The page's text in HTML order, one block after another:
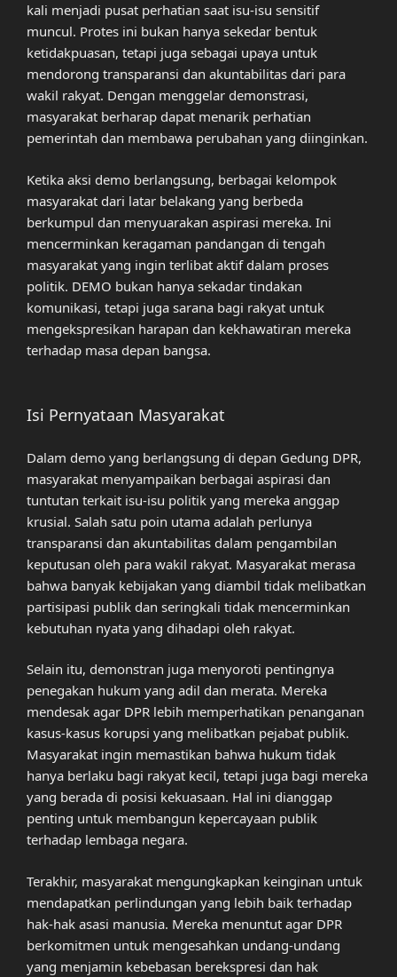
kali menjadi pusat perhatian saat isu-isu sensitif
muncul. Protes ini bukan hanya sekedar bentuk
ketidakpuasan, tetapi juga sebagai upaya untuk
mendorong transparansi dan akuntabilitas dari para
wakil rakyat. Dengan menggelar demonstrasi,
masyarakat berharap dapat menarik perhatian
pemerintah dan membawa perubahan yang diinginkan.
Ketika aksi demo berlangsung, berbagai kelompok
masyarakat dari latar belakang yang berbeda
berkumpul dan menyuarakan aspirasi mereka. Ini
mencerminkan keragaman pandangan di tengah
masyarakat yang ingin terlibat aktif dalam proses
politik. DEMO bukan hanya sekadar tindakan
komunikasi, tetapi juga sarana bagi rakyat untuk
mengekspresikan harapan dan kekhawatiran mereka
terhadap masa depan bangsa.
Isi Pernyataan Masyarakat
Dalam demo yang berlangsung di depan Gedung DPR,
masyarakat menyampaikan berbagai aspirasi dan
tuntutan terkait isu-isu politik yang mereka anggap
krusial. Salah satu poin utama adalah perlunya
transparansi dan akuntabilitas dalam pengambilan
keputusan oleh para wakil rakyat. Masyarakat merasa
bahwa banyak kebijakan yang diambil tidak melibatkan
partisipasi publik dan seringkali tidak mencerminkan
kebutuhan nyata yang dihadapi oleh rakyat.
Selain itu, demonstran juga menyoroti pentingnya
penegakan hukum yang adil dan merata. Mereka
mendesak agar DPR lebih memperhatikan penanganan
kasus-kasus korupsi yang melibatkan pejabat publik.
Masyarakat ingin memastikan bahwa hukum tidak
hanya berlaku bagi rakyat kecil, tetapi juga bagi mereka
yang berada di posisi kekuasaan. Hal ini dianggap
penting untuk membangun kepercayaan publik
terhadap lembaga negara.
Terakhir, masyarakat mengungkapkan keinginan untuk
mendapatkan perlindungan yang lebih baik terhadap
hak-hak asasi manusia. Mereka menuntut agar DPR
berkomitmen untuk mengesahkan undang-undang
yang menjamin kebebasan berekspresi dan hak